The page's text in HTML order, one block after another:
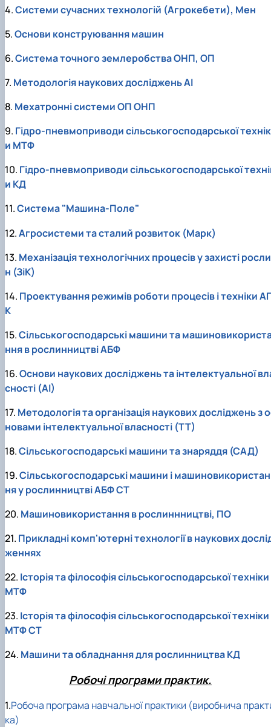
Карлаш Олександр Петрович
Гаркуша Наталія Миколаївна
Кіру Валентина Василівна
Білоконь Ольга Борисівна
4.Системи сучасних технологій (Агрокебети), Мен
5.Основи конструювання машин
6.Система точного землеробства ОНП, ОП
7. Методологія наукових досліджень АІ
8. Мехатронні системи ОПОНП
9. Гідро-пневмоприводи сільськогосподарської технік
и МТФ
10. Гідро-пневмоприводи сільськогосподарської
и КД
11.Система "Машина-Поле"
12.Агросистеми та сталий розвиток (Марк)
13. Механізація технологічних процесів у захисті росли
н (ЗіК)
14. Проектування режимів роботи процесів і техніки
К
15.Сільськогосподарські машини та
ння в рослинництві АБФ
16.Основи наукових досліджень та інтелектуальної
сності (АІ)
17. Методологія та організація наукових досліджень з
новами інтелектуальної власності (ТТ)
18.Сільськогосподарські машини та знаряддя (САД)
19.Сільськогосподарські машини і машиновикористан
ня у рослинництві АБФ СТ
20. Машиновикористання в рослиннництві, ПО
21. Прикладні комп'ютерні технології в наукових
женнях
22. Історія та філософія сільськогосподарської техніки
МТФ
23. Історія та філософія сільськогосподарської техніки
МТФ СТ
24. Машини та обладнання для рослинництва КД
Робочі програми практик.
1.Робоча програма навчальної практики (виробнича
ка)